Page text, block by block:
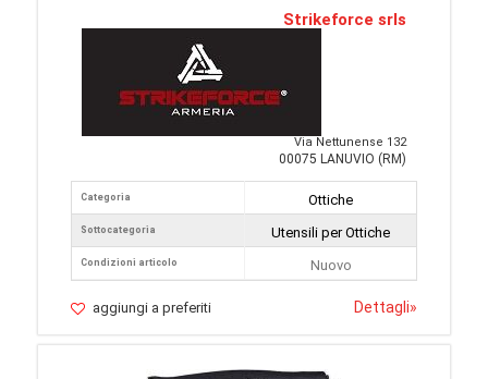
Strikeforce srls
Via Nettunense 132
00075 LANUVIO (RM)
Categoria
Sottocategoria
Condizioni articolo
Ottiche
Utensili per Ottiche
Nuovo
aggiungi a preferiti Dettagli»